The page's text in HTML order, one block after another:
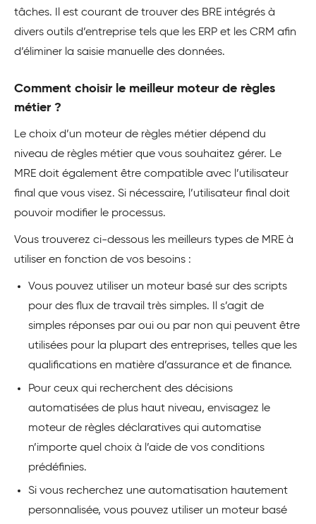
tâches. Il est courant de trouver des BRE intégrés à
divers outils d’entreprise tels que les ERP et les CRM afin
d’éliminer la saisie manuelle des données.
Comment choisir le meilleur moteur de règles
métier ?
Le choix d’un moteur de règles métier dépend du
niveau de règles métier que vous souhaitez gérer. Le
MRE doit également être compatible avec l’utilisateur
final que vous visez. Si nécessaire, l’utilisateur final doit
pouvoir modifier le processus.
Vous trouverez ci-dessous les meilleurs types de MRE à
utiliser en fonction de vos besoins :
Vous pouvez utiliser un moteur basé sur des scripts
pour des flux de travail très simples. Il s’agit de
simples réponses par oui ou par non qui peuvent être
utilisées pour la plupart des entreprises, telles que les
qualifications en matière d’assurance et de finance.
Pour ceux qui recherchent des décisions
automatisées de plus haut niveau, envisagez le
moteur de règles déclaratives qui automatise
n’importe quel choix à l’aide de vos conditions
prédéfinies.
Si vous recherchez une automatisation hautement
personnalisée, vous pouvez utiliser un moteur basé